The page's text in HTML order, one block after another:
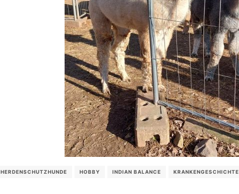
HERDENSCHUTZHUNDE HOBBY INDIAN BALANCE